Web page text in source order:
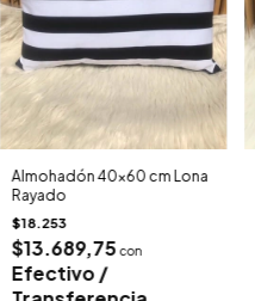
Almohadón 40x60 cm Lona
Rayado
$18.253
$13.689,75con
Efectivo /